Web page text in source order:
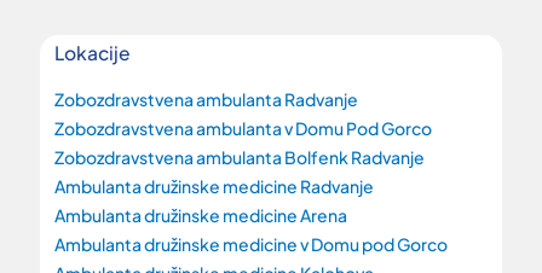
Lokacije
Zobozdravstvena ambulanta Radvanje
Zobozdravstvena ambulanta v Domu Pod Gorco
Zobozdravstvena ambulanta Bolfenk Radvanje
Ambulanta družinske medicine Radvanje
Ambulanta družinske medicine Arena
Ambulanta družinske medicine v Domu pod Gorco